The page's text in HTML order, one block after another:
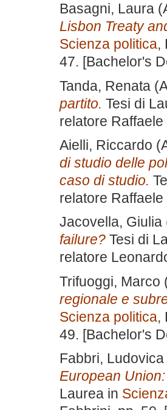
Basagni, Laura
Lisbon Treaty
Scienza politica,
47. [Bachelor's
Tanda, Renata
partito. Tesi di
relatore
Aielli, Riccardo
di studio delle
caso di studio.
relatore
Jacovella, Giulia
failure? Tesi di
relatore
Trifuoggi, Marco
regionale e
Scienza politica,
49. [Bachelor's
Fabbri, Ludovica
European
Laurea in